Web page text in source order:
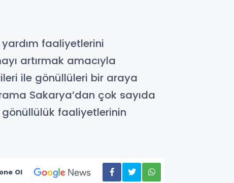
faaliyetlerini
artırmak amacıyla
ile gönüllüleri bir araya
Sakarya’dan çok sayıda
faaliyetlerinin
Ol